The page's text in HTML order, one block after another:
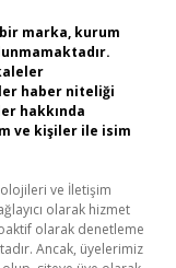
marka, kurum
haber niteliği
hakkında
ve kişiler ile isim
ve İletişim
olarak hizmet
olarak denetleme
Ancak, üyelerimiz